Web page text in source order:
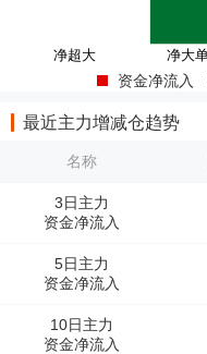
资金净流入
最近主力增减仓趋势
名称
3日主力
资金净流入
5日主力
资金净流入
10日主力
资金净流入